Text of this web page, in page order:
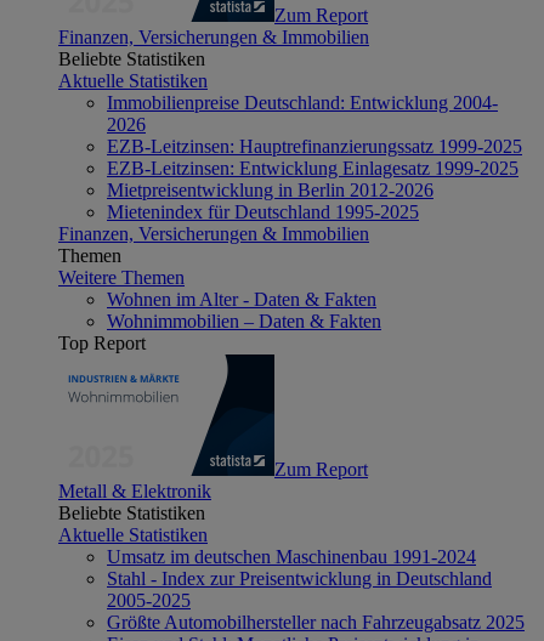
Zum Report
Finanzen, Versicherungen & Immobilien
Beliebte Statistiken
Aktuelle Statistiken
Immobilienpreise Deutschland: Entwicklung 2004-
2026
EZB-Leitzinsen: Hauptrefinanzierungssatz 1999-2025
EZB-Leitzinsen: Entwicklung Einlagesatz 1999-2025
Mietpreisentwicklung in Berlin 2012-2026
Mietenindex für Deutschland 1995-2025
Finanzen, Versicherungen & Immobilien
Themen
Weitere Themen
Wohnen im Alter - Daten & Fakten
Wohnimmobilien – Daten & Fakten
Top Report
Zum Report
Metall & Elektronik
Beliebte Statistiken
Aktuelle Statistiken
Umsatz im deutschen Maschinenbau 1991-2024
Stahl - Index zur Preisentwicklung in Deutschland
2005-2025
Größte Automobilhersteller nach Fahrzeugabsatz 2025